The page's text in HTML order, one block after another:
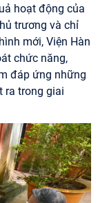
hoạt động của
trương và chỉ
mới, Viện Hàn
chức năng,
đáp ứng những
ra trong giai